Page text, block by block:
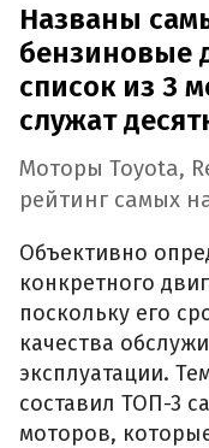
Названы
бензиновые
список из 3
служат
Моторы Toyota,
рейтинг самых
Объективно
конкретного
поскольку его
качества
эксплуатации.
составил ТОП-3
моторов,